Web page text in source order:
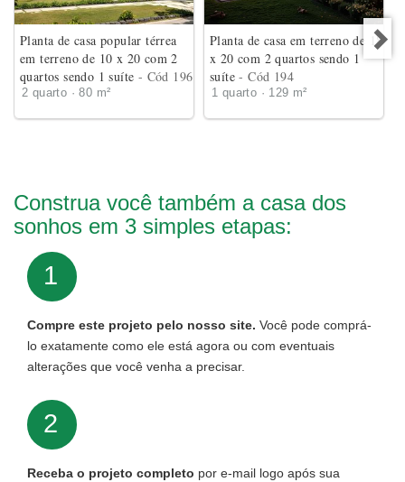
Planta de casa popular térrea
em terreno de 10 x 20 com 2
quartos sendo 1 suíte - Cód 196
2 quarto · 80 m²
Planta de casa em terreno de 18
x 20 com 2 quartos sendo 1
suíte- Cód 194
1 quarto · 129 m²
Construa você também a casa dos
sonhos em 3 simples etapas:
1
Compre este projeto pelo nosso site. Você pode comprá-
lo exatamente como ele está agora ou com eventuais
alterações que você venha a precisar.
2
Receba o projeto completo por e-mail logo após sua